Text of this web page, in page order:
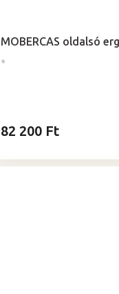
MOBERCAS oldalsó
*
82 200 Ft